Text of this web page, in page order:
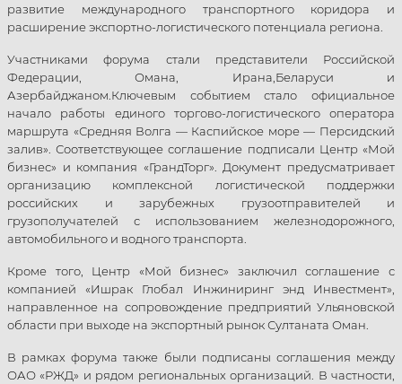
развитие международного транспортного коридора и
расширение экспортно-логистического потенциала региона.
Участниками форума стали представители Российской
Федерации, Омана, Ирана,Беларуси и
Азербайджаном.Ключевым событием стало официальное
начало работы единого торгово-логистического оператора
маршрута «Средняя Волга — Каспийское море — Персидский
залив». Соответствующее соглашение подписали Центр «Мой
бизнес» и компания «ГрандТорг». Документ предусматривает
организацию комплексной логистической поддержки
российских и зарубежных грузоотправителей и
грузополучателей с использованием железнодорожного,
автомобильного и водного транспорта.
Кроме того, Центр «Мой бизнес» заключил соглашение с
компанией «Ишрак Глобал Инжиниринг энд Инвестмент»,
направленное на сопровождение предприятий Ульяновской
области при выходе на экспортный рынок Султаната Оман.
В рамках форума также были подписаны соглашения между
ОАО «РЖД» и рядом региональных организаций. В частности,